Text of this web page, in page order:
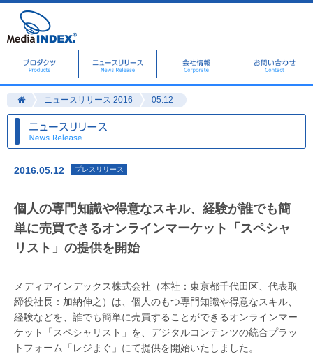
ニュースリリース 2016 05.12
2016.05.12 プレスリリース
個人の専門知識や得意なスキル、経験が誰でも簡
単に売買できるオンラインマーケット「スペシャ
リスト」の提供を開始
メディアインデックス株式会社（本社：東京都千代田区、代表取
締役社長：加納伸之）は、個人のもつ専門知識や得意なスキル、
経験などを、誰でも簡単に売買することができるオンラインマー
ケット「スペシャリスト」を、デジタルコンテンツの統合プラッ
トフォーム「レジまぐ」にて提供を開始いたしました。